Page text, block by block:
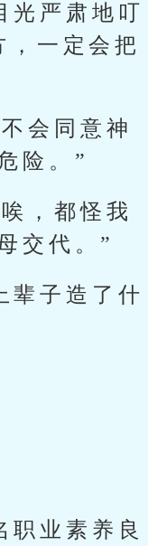
光严肃地叮
一定会把
会同意神
险。”
，都怪我
交代。”
辈子造了什
职业素养良